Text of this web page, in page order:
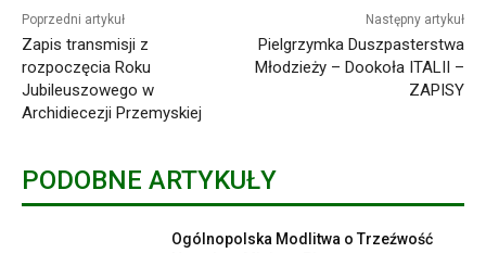
Poprzedni artykuł
Zapis transmisji z
rozpoczęcia Roku
Jubileuszowego w
Archidiecezji Przemyskiej
Następny artykuł
Pielgrzymka Duszpasterstwa
Młodzieży – Dookoła ITALII –
ZAPISY
PODOBNE ARTYKUŁY
Ogólnopolska Modlitwa o Trzeźwość